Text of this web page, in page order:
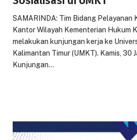
SAMARINDA: Tim Bidang Pelayanan
Kantor Wilayah Kementerian Hukum
melakukan kunjungan kerja ke
Kalimantan Timur (UMKT). Kamis, 30
Kunjungan…